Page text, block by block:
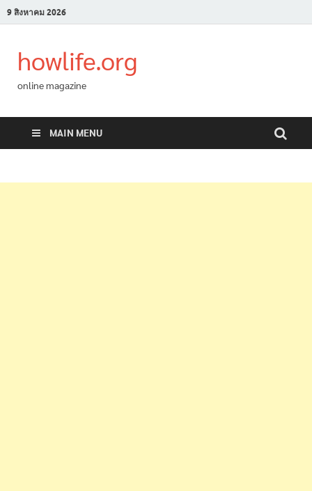
9 สิงหาคม 2026
howlife.org
online magazine
MAIN MENU